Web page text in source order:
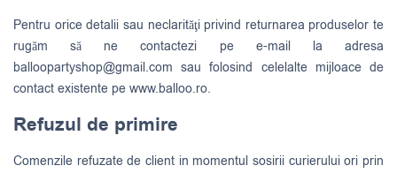
Pentru orice detalii sau neclarităţi privind returnarea produselor te
rugăm să ne contactezi pe e-mail la adresa
balloopartyshop@gmail.com sau folosind celelalte mijloace de
contact existente pe www.balloo.ro.
Refuzul de primire
Comenzile refuzate de client in momentul sosirii curierului ori prin